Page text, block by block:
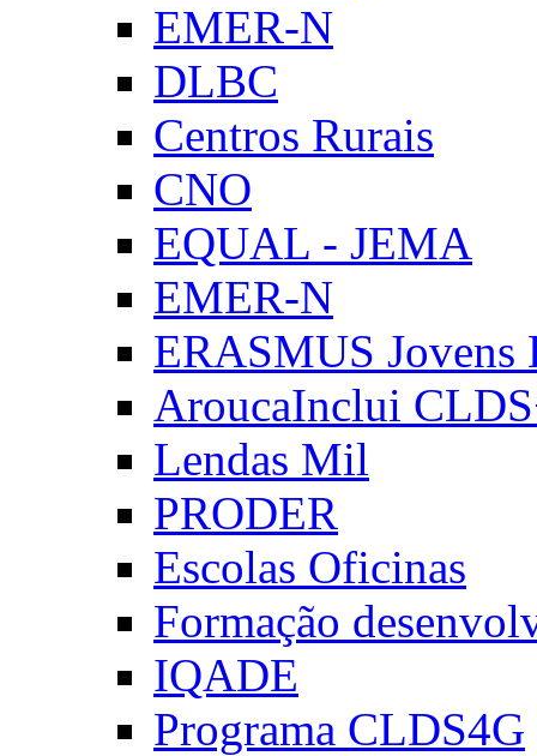
EMER-N
DLBC
Centros Rurais
CNO
EQUAL - JEMA
EMER-N
ERASMUS Jovens
AroucaInclui
Lendas Mil
PRODER
Escolas Oficinas
Formação
IQADE
Programa CLDS4G